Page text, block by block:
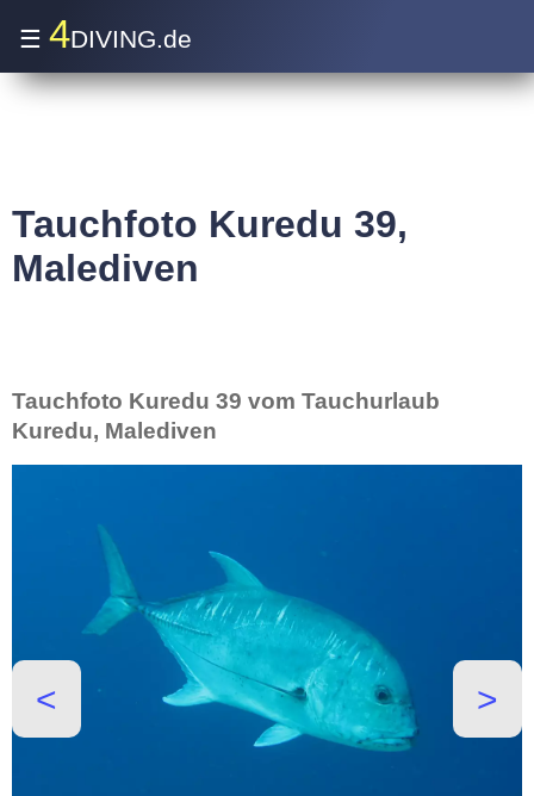
☰ 4DIVING.de
Tauchfoto Kuredu 39,
Malediven
Tauchfoto Kuredu 39 vom Tauchurlaub
Kuredu, Malediven
˂ ˃